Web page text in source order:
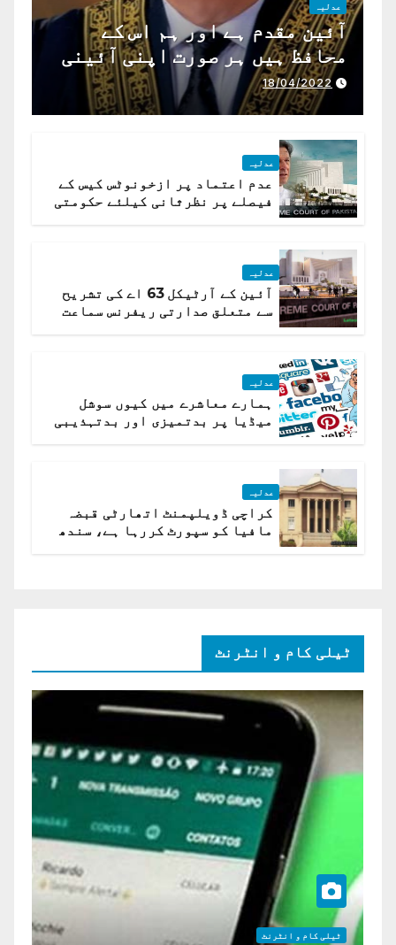
عدلیہ
آئین مقدم ہے اور ہم اس کے
محافظ ہیں ہر صورت اپنی آئینی
ذمہ داری ادا کرینگے ، چیف
جسٹس پاکستان
18/04/2022
عدلیہ
عدم اعتماد پر ازخونوٹس کیس کے
فیصلے پر نظرثانی کیلئے حکومتی
عدلیہ
آئین کے آرٹیکل 63 اے کی تشریح
سے متعلق صدارتی ریفرنس سماعت
عدلیہ
ہمارے معاشرے میں کیوں سوشل
میڈیا پر بدتمیزی اور بدتہذیبی
عدلیہ
کراچی ڈویلپمنٹ اتھارٹی قبضہ
مافیا کو سپورٹ کررہا ہے، سندھ
ٹیلی کام و انٹرنٹ
ٹیلی کام و انٹرنٹ